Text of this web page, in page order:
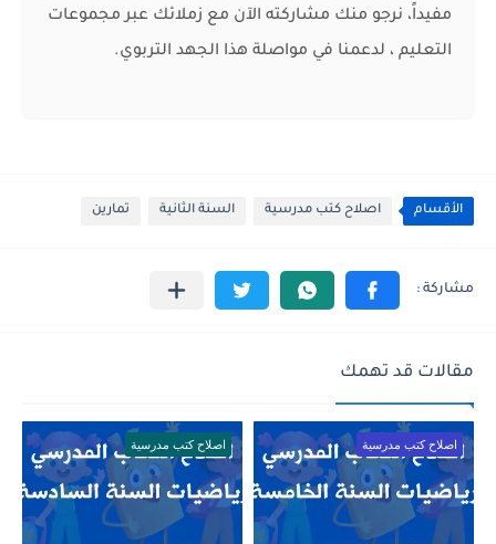
مفيداً، نرجو منك مشاركته الآن مع زملائك عبر مجموعات
التعليم ، لدعمنا في مواصلة هذا الجهد التربوي.
الأقسام اصلاح كتب مدرسية السنة الثانية تمارين
مقالات قد تهمك
اصلاح كتب مدرسية اصلاح كتب مدرسية